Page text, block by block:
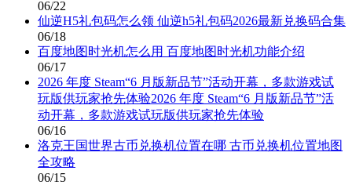
06/22
仙逆H5礼包码怎么领 仙逆h5礼包码2026最新兑换码合集
06/18
百度地图时光机怎么用 百度地图时光机功能介绍
06/17
2026 年度 Steam“6 月版新品节”活动开幕，多款游戏试
玩版供玩家抢先体验2026 年度 Steam“6 月版新品节”活
动开幕，多款游戏试玩版供玩家抢先体验
06/16
洛克王国世界古币兑换机位置在哪 古币兑换机位置地图
全攻略
06/15